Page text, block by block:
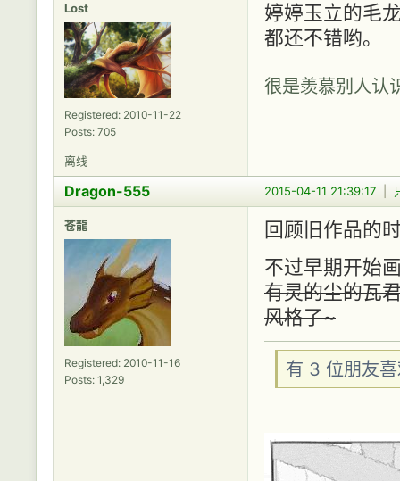
Lost
Registered: 2010-11-22
Posts: 705
婷婷玉立的毛
都还不错哟。
很是羡慕别人认
离线
2015-04-11 21:39:17
Dragon-555
苍龍
Registered: 2010-11-16
Posts: 1,329
回顾旧作品的
不过早期开始
有灵的尘的瓦
风格了~
有 3 位朋友